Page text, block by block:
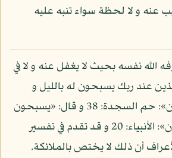
عنه و لا لحظة سواء تنبه عليه
الله نفسه بحيث لا يغفل عنه و لا في
عند ربك يسبحون له بالليل و
النهار و هم لا يسأمون»: حم السجدة: 38 و قال: «يسبحون
الليل و النهار لا يفترون»: الأنبياء: 20 و قد تقدم في تفسير
أن ذلك لا يختص بالملائكة.